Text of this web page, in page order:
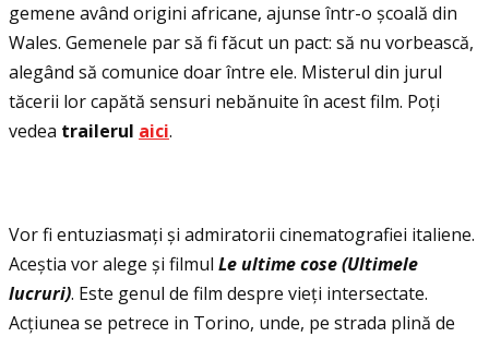
gemene având origini africane, ajunse într-o școală din
Wales. Gemenele par să fi făcut un pact: să nu vorbească,
alegând să comunice doar între ele. Misterul din jurul
tăcerii lor capătă sensuri nebănuite în acest film. Poţi
vedea trailerul aici.
Vor fi entuziasmaţi și admiratorii cinematografiei italiene.
Aceștia vor alege și filmul Le ultime cose (Ultimele
lucruri). Este genul de film despre vieţi intersectate.
Acţiunea se petrece in Torino, unde, pe strada plină de